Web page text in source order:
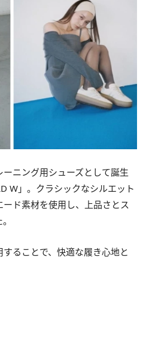
ニング用シューズとして誕生
W」。クラシックなシルエット
ド素材を使用し、上品さとス
ることで、快適な履き心地と